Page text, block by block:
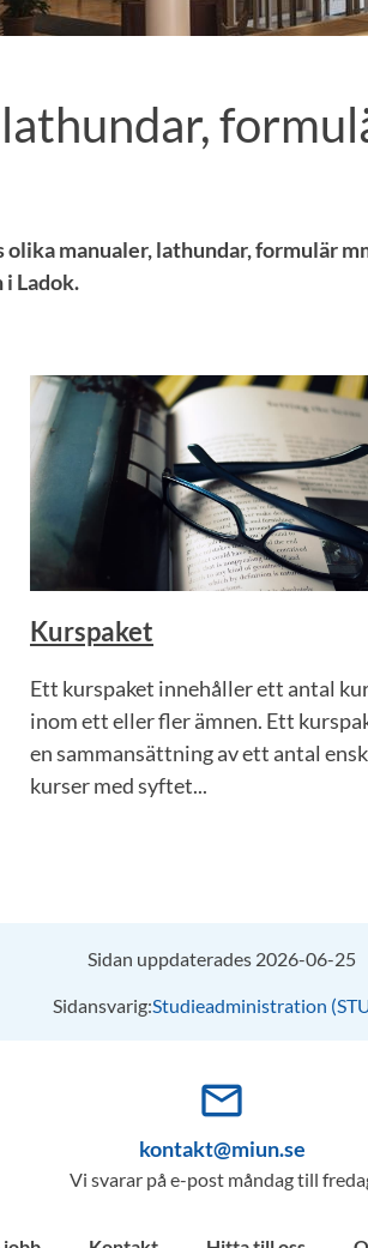
olika manualer, lathundar, formulär
Ladok.
Kurspaket
Ett kurspaket innehåller ett antal
inom ett eller fler ämnen. Ett
en sammansättning av ett antal
kurser med syftet...
Sidan uppdaterades 2026-06-25
Sidansvarig:Studieadministration
mail_outline
kontakt@miun.se
Vi svarar på e-post måndag till